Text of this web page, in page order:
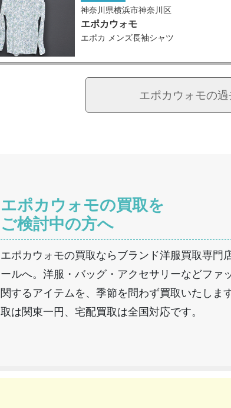
神奈川県横浜市神奈川区
エポカウォモ
エポカ メンズ長袖シャツ
エポカウォモの
エポカウォモの買取を
ご検討中の方へ
エポカウォモの買取ならブランド洋服買取専門
ールへ。洋服・バッグ・アクセサリーなどファ
関するアイテムを、季節を問わず買取いたしま
取は関東一円、宅配買取は全国対応です。